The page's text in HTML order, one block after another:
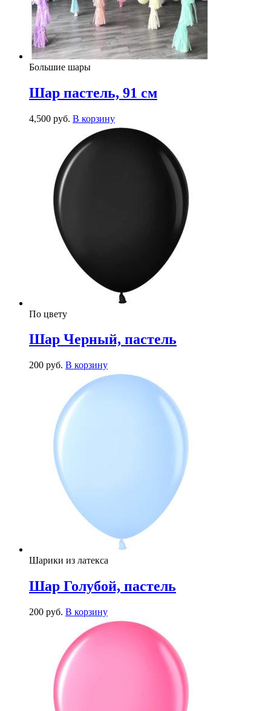
Большие шары
Шар пастель, 91 см
4,500 руб. В корзину
По цвету
Шар Черный, пастель
200 руб. В корзину
Шарики из латекса
Шар Голубой, пастель
200 руб. В корзину